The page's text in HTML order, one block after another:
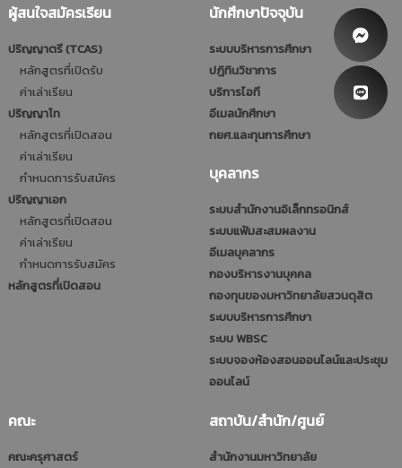
ผู้สนใจสมัครเรียน
ปริญญาตรี (TCAS)
หลักสูตรที่เปิดรับ
ค่าเล่าเรียน
ปริญญาโท
หลักสูตรที่เปิดสอน
ค่าเล่าเรียน
กำหนดการรับสมัคร
ปริญญาเอก
หลักสูตรที่เปิดสอน
ค่าเล่าเรียน
กำหนดการรับสมัคร
หลักสูตรที่เปิดสอน
นักศึกษาปัจจุบัน
ระบบบริหารการศึกษา
ปฎิทินวิชาการ
บริการไอที
อีเมลนักศึกษา
กยศ.และทุนการศึกษา
บุคลากร
ระบบสำนักงานอิเล็กทรอนิกส์
ระบบแฟ้มสะสมผลงาน
อีเมลบุคลากร
กองบริหารงานบุคคล
กองทุนของมหาวิทยาลัยสวนดุสิต
ระบบบริหารการศึกษา
ระบบ WBSC
ระบบจองห้องสอนออนไลน์และประชุม
ออนไลน์
คณะ
คณะครุศาสตร์
สถาบัน/สำนัก/ศูนย์
สำนักงานมหาวิทยาลัย